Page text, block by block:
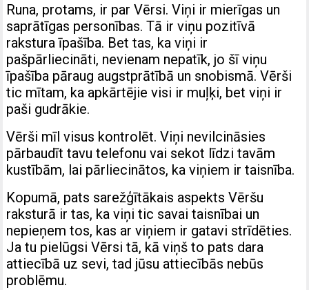
Runa, protams, ir par Vērsi. Viņi ir mierīgas un
saprātīgas personības. Tā ir viņu pozitīvā
rakstura īpašība. Bet tas, ka viņi ir
pašpārliecināti, nevienam nepatīk, jo šī viņu
īpašība pāraug augstprātībā un snobismā. Vērši
tic mītam, ka apkārtējie visi ir muļķi, bet viņi ir
paši gudrākie.
Vērši mīl visus kontrolēt. Viņi nevilcināsies
pārbaudīt tavu telefonu vai sekot līdzi tavām
kustībām, lai pārliecinātos, ka viņiem ir taisnība.
Kopumā, pats sarežģītākais aspekts Vēršu
raksturā ir tas, ka viņi tic savai taisnībai un
nepieņem tos, kas ar viņiem ir gatavi strīdēties.
Ja tu pielūgsi Vērsi tā, kā viņš to pats dara
attiecībā uz sevi, tad jūsu attiecībās nebūs
problēmu.